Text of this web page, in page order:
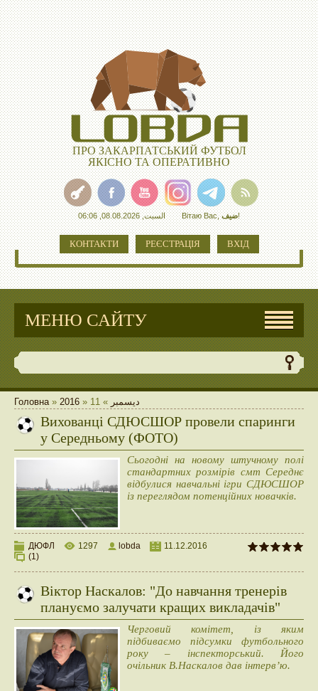
ПРО ЗАКАРПАТСЬКИЙ ФУТБОЛ
ЯКІСНО ТА ОПЕРАТИВНО
السبت, 08.08.2026, 06:06 Вітаю Вас,ضيف!
КОНТАКТИ РЕЄСТРАЦІЯ ВХІД
МЕНЮ САЙТУ
Головна» 2016 » ديسمبر »
11
Вихованці СДЮСШОР провели спаринги
у Середньому (ФОТО)
Сьогодні на новому штучному полі
стандартних розмірів смт Середнє
відбулися навчальні ігри СДЮСШОР
із переглядом потенційних новачків.
ДЮФЛ 1297 lobda
11.12.2016
(1)
Віктор Наскалов: "До навчання тренерів
плануємо залучати кращих викладачів"
Черговий комітет, із яким
підбиваємо підсумки футбольного
року – інспекторський. Його
очільник В.Наскалов дав інтерв’ю.